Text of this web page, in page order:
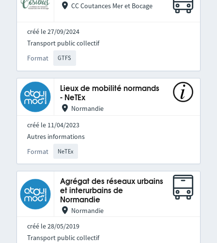
CC Coutances Mer et Bocage
créé le 27/09/2024
Format GTFS
Transport public collectif
Lieux de mobilité normands
- NeTEx
Normandie
créé le 11/04/2023
Format NeTEx
Autres informations
Agrégat des réseaux urbains
et interurbains de
Normandie
Normandie
créé le 28/05/2019
Transport public collectif